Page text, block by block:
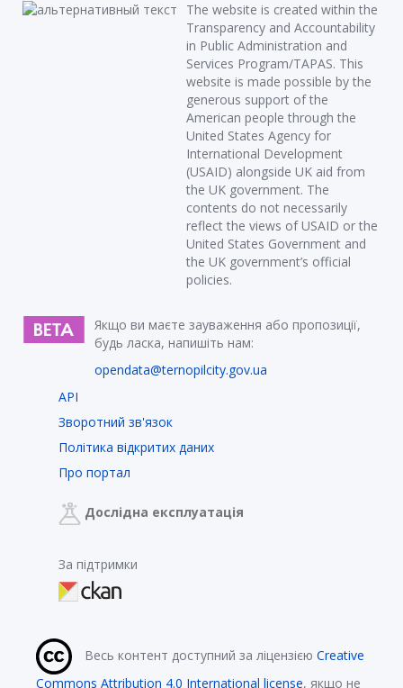
The website is created within the
Transparency and Accountability
in Public Administration and
Services Program/TAPAS. This
website is made possible by the
generous support of the
American people through the
United States Agency for
International Development
(USAID) alongside UK aid from
the UK government. The
contents do not necessarily
reflect the views of USAID or the
United States Government and
the UK government’s official
policies.
Якщо ви маєте зауваження або пропозиції,
будь ласка, напишіть нам:
opendata@ternopilcity.gov.ua
API
Зворотний зв'язок
Політика відкритих даних
Про портал
Дослідна експлуатація
За підтримки
Весь контент доступний за ліцензією Creative
Commons Attribution 4.0 International license, якщо не